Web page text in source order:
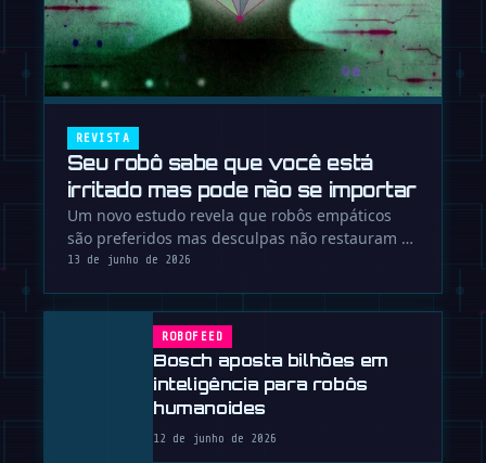
REVISTA
Seu robô sabe que você está
irritado mas pode não se importar
Um novo estudo revela que robôs empáticos
são preferidos mas desculpas não restauram a
confiança após falhas. A …
13 de junho de 2026
ROBOFEED
Bosch aposta bilhões em
inteligência para robôs
humanoides
12 de junho de 2026